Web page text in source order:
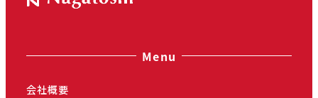
Menu
会社概要